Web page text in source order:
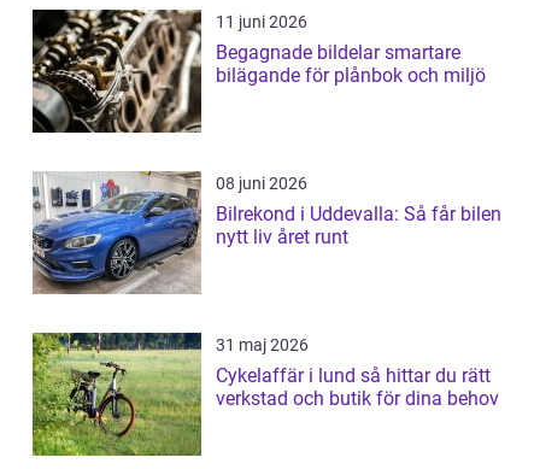
11 juni 2026
Begagnade bildelar smartare
bilägande för plånbok och miljö
08 juni 2026
Bilrekond i Uddevalla: Så får bilen
nytt liv året runt
31 maj 2026
Cykelaffär i lund så hittar du rätt
verkstad och butik för dina behov